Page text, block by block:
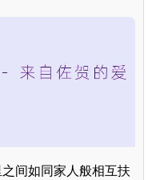
间如同家人般相互扶